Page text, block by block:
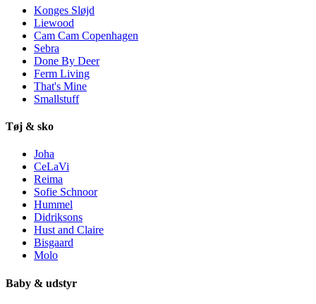
Konges Sløjd
Liewood
Cam Cam Copenhagen
Sebra
Done By Deer
Ferm Living
That's Mine
Smallstuff
Tøj & sko
Joha
CeLaVi
Reima
Sofie Schnoor
Hummel
Didriksons
Hust and Claire
Bisgaard
Molo
Baby & udstyr